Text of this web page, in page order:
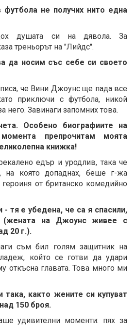
не получих нито една
душата си на дявола. За
треньорът на "Лийдс".
да носим със себе си своето
че Вини Джоунс ще пада все
приключи с футбола, никой
него. Завинаги запомних това.
Особено биографиите на
препрочитам моята
книжка!
едър и уродлив, така че
на която допаднах, беше г-жа
от британско комедийно
- тя е убедена, че са я спасили,
на Джоунс живее с
20 г.).
съм бил голям защитник на
който се готви да удари
откъсна главата. Това много ми
както жените си купуват
150 броя.
удивителни моменти: пях за